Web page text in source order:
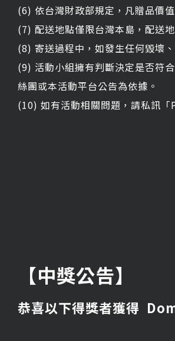
(6) 依台灣財政部規定，凡贈品價
(7) 配送地點僅限台灣本島，配送
(8) 寄送過程中，如發生任何毀壞
(9) 活動小組擁有判斷決定是否符
絲團或本活動平台公告為依據。
(10) 如有活動相關問題，請私訊
【中獎公告】
恭喜以下得獎者獲得